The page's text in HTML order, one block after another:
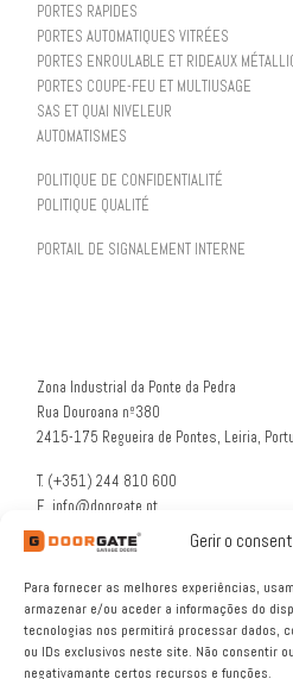
Gerir o
Para fornecer as melhores experiências,
armazenar e/ou aceder a informações do
tecnologias nos permitirá processar dados,
ou IDs exclusivos neste site. Não consentir
negativamante certos recursos e funções.
PORTES RAPIDES
PORTES AUTOMATIQUES VITRÉES
PORTES ENROULABLE ET RIDEAUX
PORTES COUPE-FEU ET MULTIUSAGE
SAS ET QUAI NIVELEUR
AUTOMATISMES
POLITIQUE DE CONFIDENTIALITÉ
POLITIQUE QUALITÉ
PORTAIL DE SIGNALEMENT INTERNE
Zona Industrial da Ponte da Pedra
Rua Douroana nº380
2415-175 Regueira de Pontes, Leiria,
T. (+351) 244 810 600
E. info@doorgate.pt
G. 39° 47 36 N 8° 49 46 W